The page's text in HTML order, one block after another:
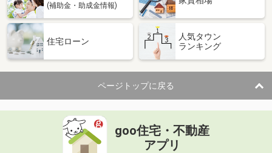
(補助金・助成金情報)
住宅ローン
人気タウン
ランキング
ページトップに戻る
goo住宅・不動産
アプリ